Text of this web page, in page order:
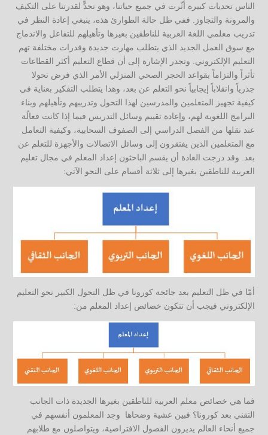
الناس تحديات كبيرة أثّرت في جميع حياتنا، وهو تحدٍّ لقدرتنا على التكيف
والمرونة والتجاوز. ففي ظل حالة الطوارئ هذه، ينبغي إعادة النظر في
تدريب معلمي اللغة العربية للناطقين بغيرها وتأهيلهم للتفاعل والاندماج
مع سوق العمل الجديد الذي يتطلب مهارت جديدة وقدرات مختلفة تهم
التعليم الإلكتروني. وتجدر الإشارة إلى أن قطاع التعليم أكثر القطاعات
تأثراً والتزاماً بقواعد الحجر الصحي المنزلي الأمر الذي فرض تحولا
جذرياً وانقلاباً إيجابياً نحو التعلم عن بعد، وهذا يتطلب التفكير بعناية في
كيفية تجهيز المتعلمين والمدرسين لهذا التحول وتدريبهم وتأهيلهم وبناء
البرامج اللغوية لهم، وإعادة تقييم وسائل التدريس فيما إذا كانت فعالًة
عند نقلها من الفصل الدراسي إلى الصفوف السحابية، وكيفية التعامل
مع المتعلمين الذين يفتقرون إلى وسائل الاتصالات والأجهزة للتعلم عن
بعد. وقد درجت العادة أن يقسم الباحثون إعداد المعلم في مجال تعليم
العربية للناطقين بغيرها إلى ثلاثة أقسام على النحو الآتي:
أمّا في ظل التعليم بعد جائحة كورونا في ظل التحول الكبير نحو التعليم
الإلكتروني فيجب أن تتكون خصائص إعداد المعلم من:
فما هي خصائص معلم العربية للناطقين بغيرها الجديدة ذات الجانب
التقني بعد كورونا؟ فبين عشية وضحاها وجد المعلمون أنفسهم في
جميع أنحاء العالم يديرون الفصول الافتراضية، ويتواصلون مع طلابهم